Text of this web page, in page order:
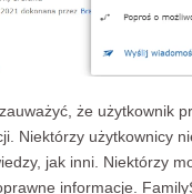
że użytkownik
Niektórzy użytkownicy
jak inni. Niektórzy
informacje.